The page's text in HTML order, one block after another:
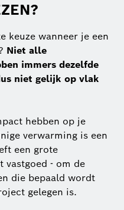
keuze wanneer je een
Niet alle
immers dezelfde
niet gelijk op vlak
hebben op je
verwarming is een
een grote
vastgoed - om de
die bepaald wordt
gelegen is.